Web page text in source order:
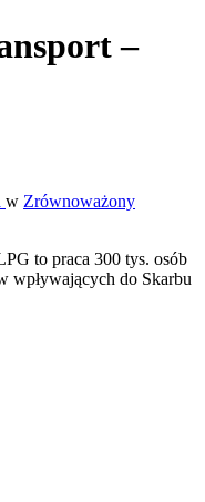
–
w Zrównoważony
to praca 300 tys. osób
wpływających do Skarbu